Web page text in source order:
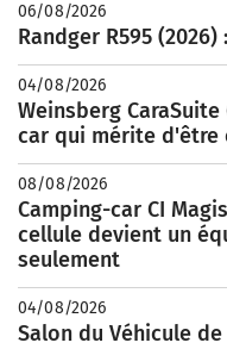
06/08/2026
Randger R595
04/08/2026
Weinsberg
car qui mérite d'être
08/08/2026
Camping-car CI
cellule devient un
seulement
04/08/2026
Salon du Véhicule